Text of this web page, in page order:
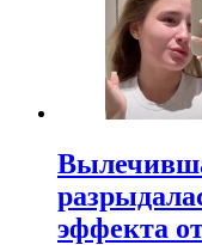
эффекта